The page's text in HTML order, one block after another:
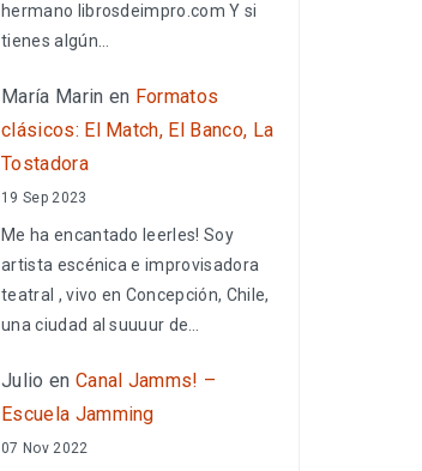
hermano librosdeimpro.com Y si
tienes algún…
María Marin en Formatos
clásicos: El Match, El Banco, La
Tostadora
19 Sep 2023
Me ha encantado leerles! Soy
artista escénica e improvisadora
teatral , vivo en Concepción, Chile,
una ciudad al suuuur de…
Julio en Canal Jamms! –
Escuela Jamming
07 Nov 2022